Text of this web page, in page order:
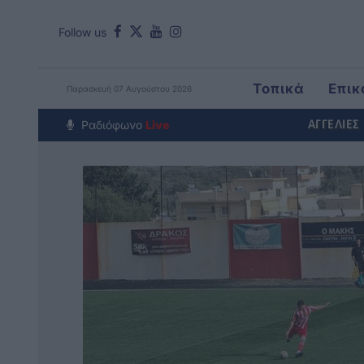
Follow us
Παρασκευή 07 Αυγούστου 2026 Τοπικά
Around The
Ραδιόφωνο Live ΑΓΓΕΛΙΕΣ